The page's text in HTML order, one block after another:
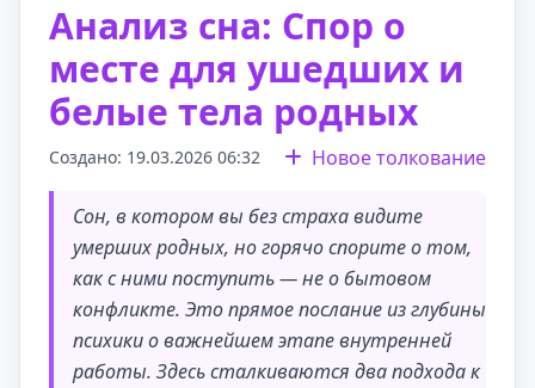
Анализ сна: Спор о
месте для ушедших и
белые тела родных
Создано: 19.03.2026 06:32 Новое толкование
Сон, в котором вы без страха видите
умерших родных, но горячо спорите о том,
как с ними поступить — не о бытовом
конфликте. Это прямое послание из глубины
психики о важнейшем этапе внутренней
работы. Здесь сталкиваются два подхода к